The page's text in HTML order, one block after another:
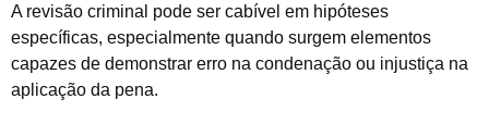
A revisão criminal pode ser cabível em hipóteses
específicas, especialmente quando surgem elementos
capazes de demonstrar erro na condenação ou injustiça na
aplicação da pena.